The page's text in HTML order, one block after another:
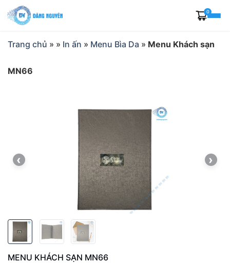
Skip
to
0
Trang chủ » » In ấn » Menu Bìa Da » Menu Khách sạn
MN66
‹ ›
MENU KHÁCH SẠN MN66